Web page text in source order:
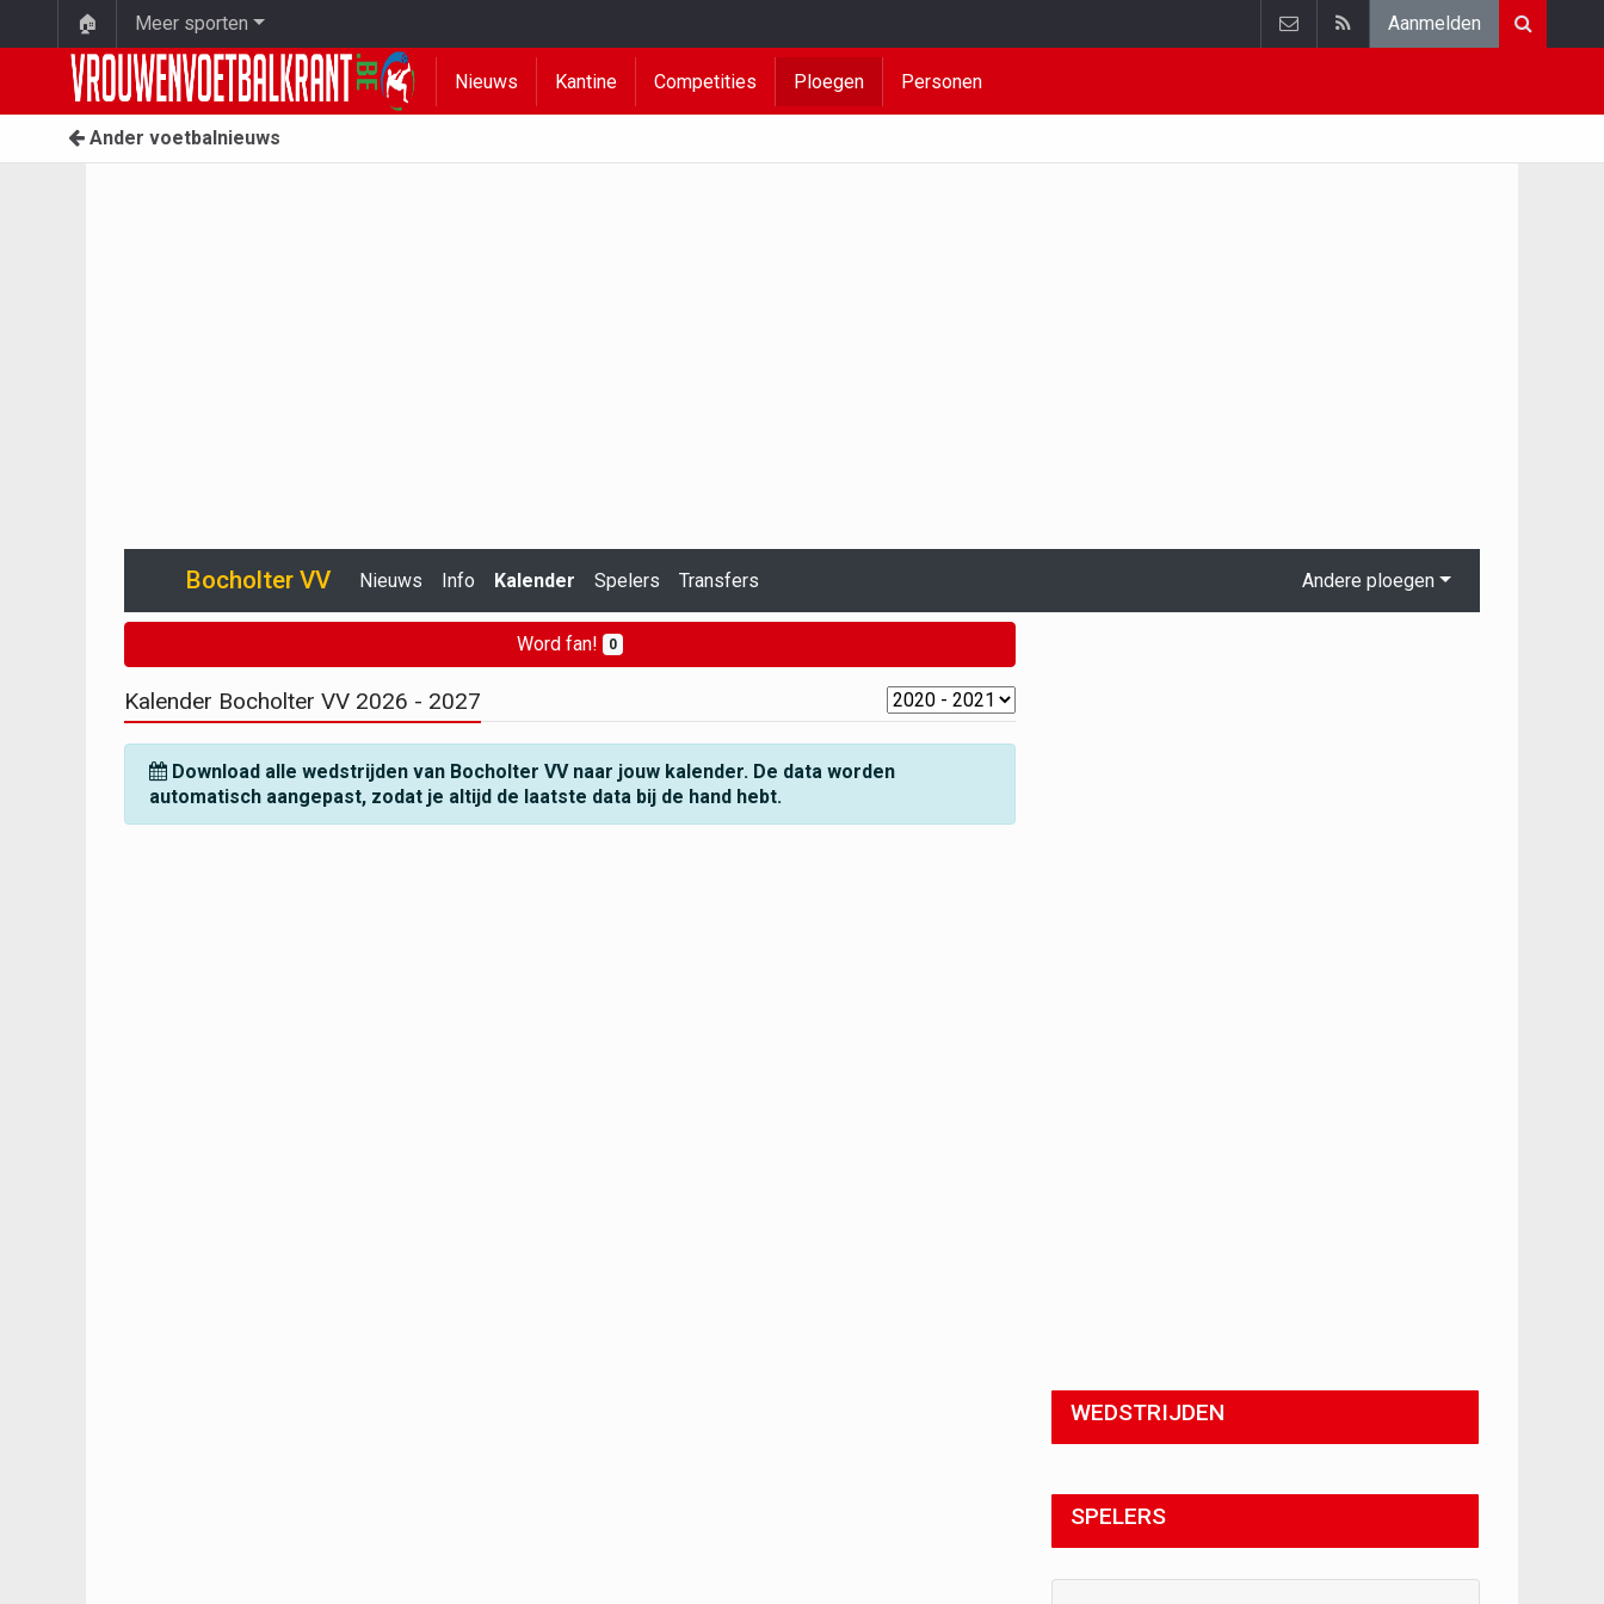
🏠 Meer sporten Aanmelden
Nieuws Kantine Competities Ploegen Personen
Ander voetbalnieuws
Bocholter VV Nieuws Info Kalender Spelers Transfers Andere ploegen
Word fan! 0
Kalender Bocholter VV 2026 - 2027
Download alle wedstrijden van Bocholter VV naar jouw kalender. De data worden
automatisch aangepast, zodat je altijd de laatste data bij de hand hebt.
WEDSTRIJDEN
SPELERS